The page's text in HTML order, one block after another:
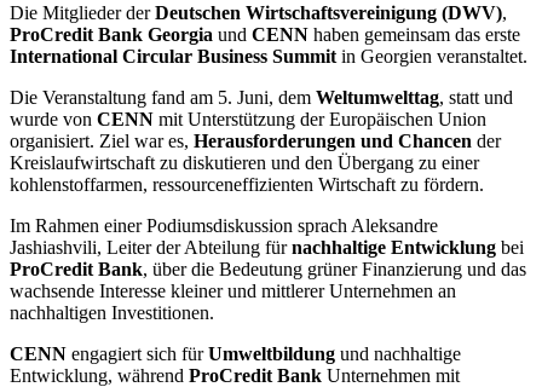
Die Mitglieder derDeutschen Wirtschaftsvereinigung (DWV),
ProCredit Bank Georgia und CENN haben gemeinsam das erste
International Circular Business Summit in Georgien veranstaltet.
Die Veranstaltung fand am 5. Juni, dem Weltumwelttag, statt und
wurde von CENN mit Unterstützung der Europäischen Union
organisiert. Ziel war es, Herausforderungen und Chancen der
Kreislaufwirtschaft zu diskutieren und den Übergang zu einer
kohlenstoffarmen, ressourceneffizienten Wirtschaft zu fördern.
Im Rahmen einer Podiumsdiskussion sprach Aleksandre
Jashiashvili, Leiter der Abteilung fürnachhaltige Entwicklung bei
ProCredit Bank, über die Bedeutung grüner Finanzierung und das
wachsende Interesse kleiner und mittlerer Unternehmen an
nachhaltigen Investitionen.
CENN engagiert sich fürUmweltbildung und nachhaltige
Entwicklung, während ProCredit Bank Unternehmen mit